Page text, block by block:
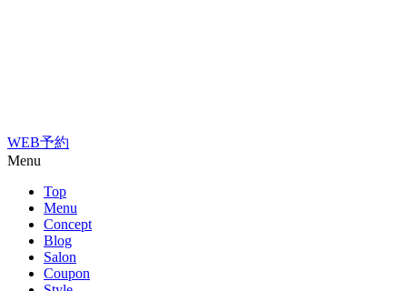
WEB予約
Menu
Top
Menu
Concept
Blog
Salon
Coupon